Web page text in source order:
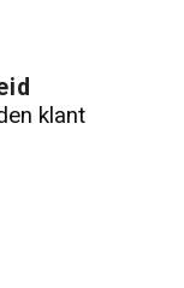
klant